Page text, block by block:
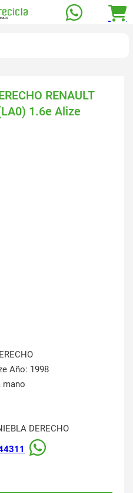
RENAULT
1.6e Alize
Año: 1998
mano
DERECHO